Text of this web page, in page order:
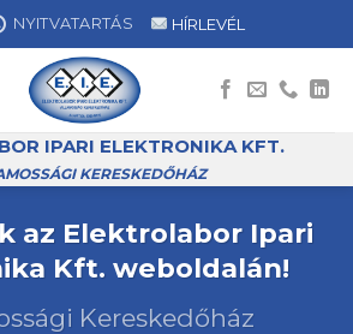
NYITVATARTÁS HÍRLEVÉL
IPARI ELEKTRONIKA KFT.
KERESKEDŐHÁZ
az Elektrolabor Ipari
Kft. weboldalán!
Kereskedőház